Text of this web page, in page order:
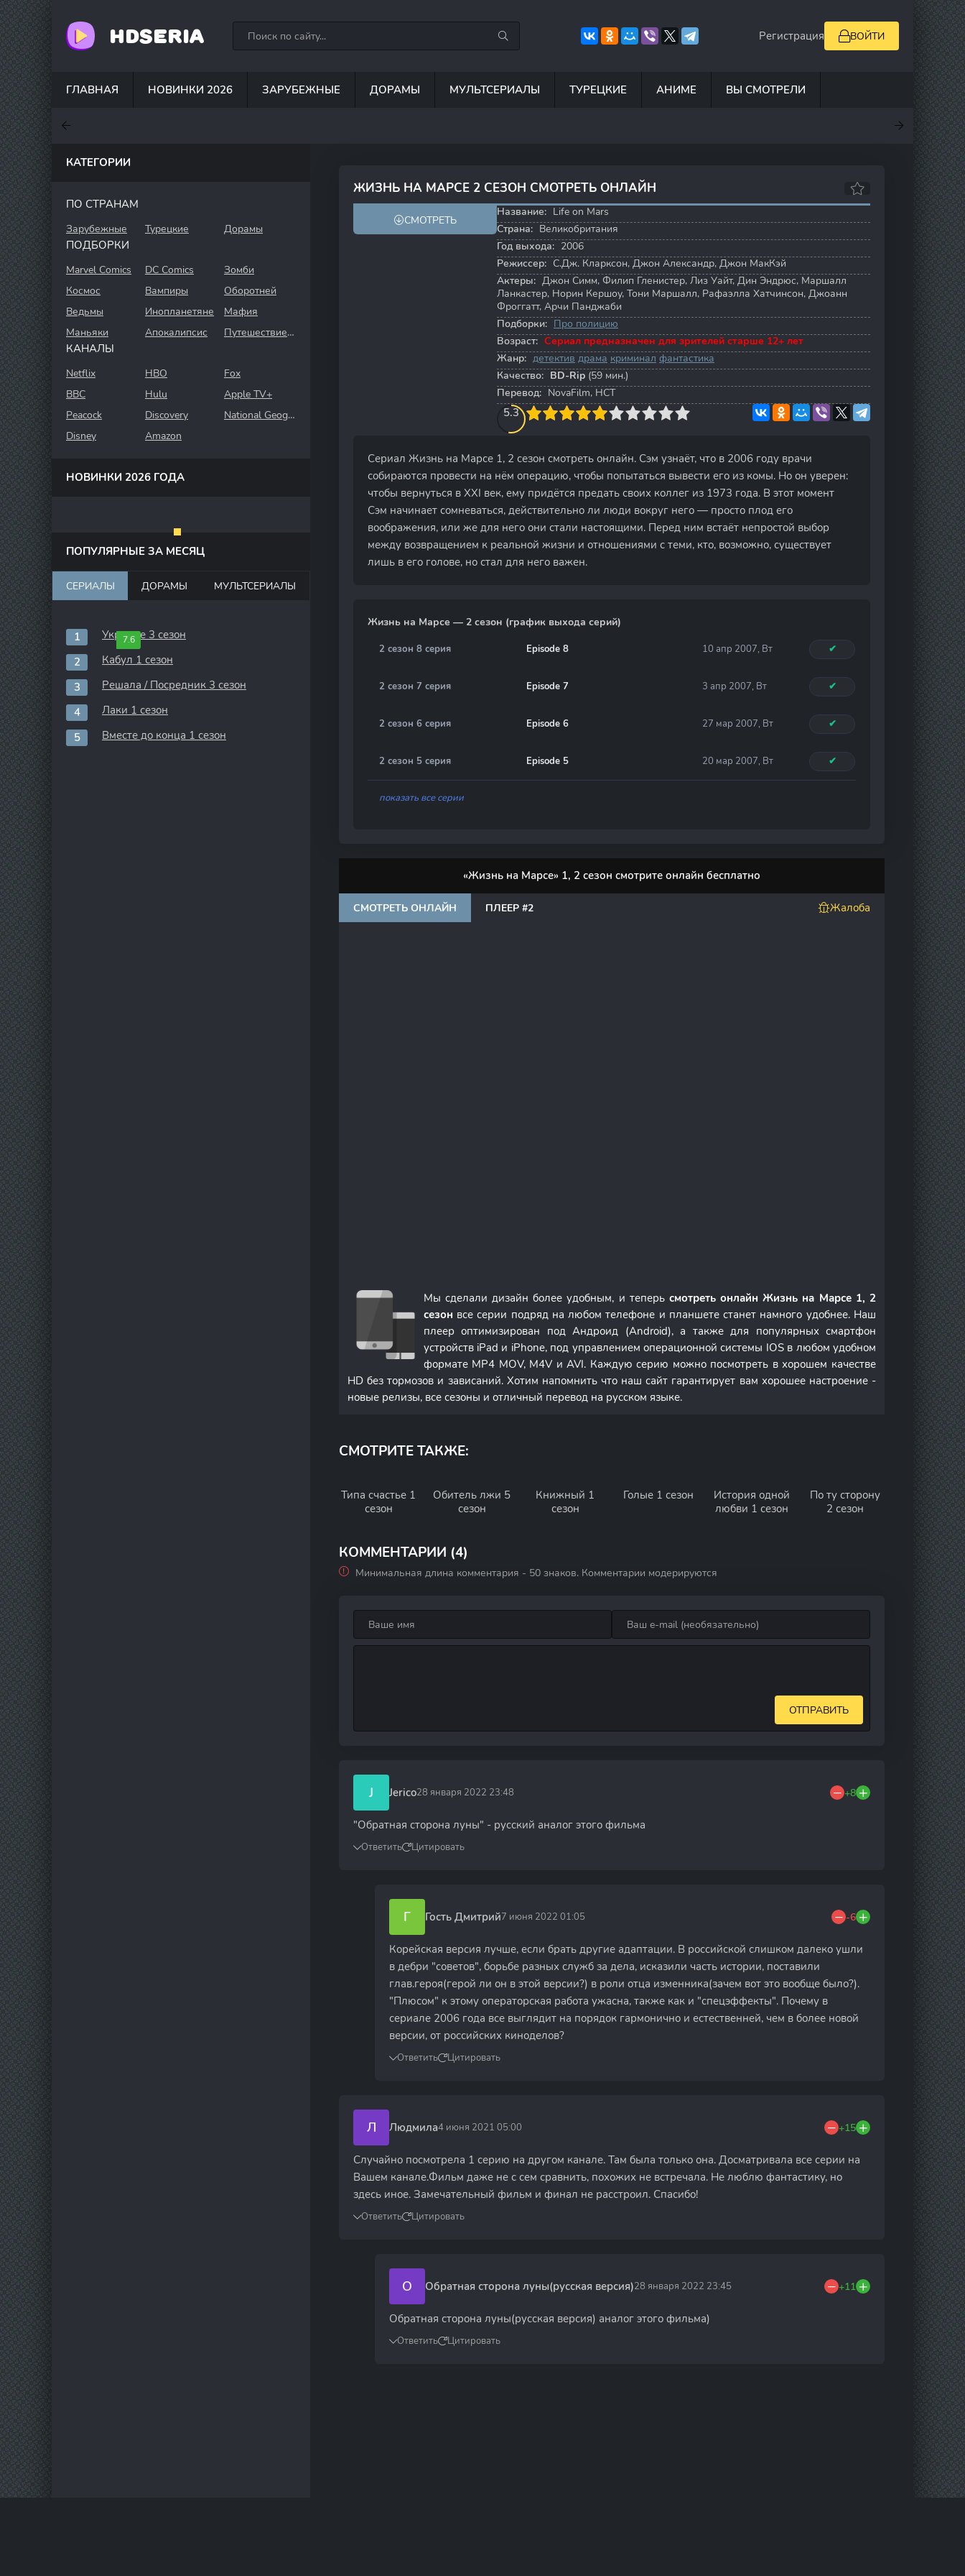
HDSERIA Регистрация ВОЙТИ
ГЛАВНАЯ НОВИНКИ 2026 ЗАРУБЕЖНЫЕ ДОРАМЫ МУЛЬТСЕРИАЛЫ ТУРЕЦКИЕ АНИМЕ ВЫ СМОТРЕЛИ
6.9
ЖИЗНЬ НА МАРСЕ 2 СЕЗОН СМОТРЕТЬ ОНЛАЙН
7.8 8.3
СМОТРЕТЬ
Название: Life on Mars
Страна: Великобритания
Год выхода: 2006
Режиссер: С.Дж. Кларксон, Джон Александр, Джон МакКэй
Актеры: Джон Симм, Филип Гленистер, Лиз Уайт, Дин Эндрюс, Маршалл
Ланкастер, Норин Кершоу, Тони Маршалл, Рафаэлла Хатчинсон, Джоанн
Фроггатт, Арчи Панджаби
Подборки: Про полицию
Возраст: Сериал предназначен для зрителей старше 12+ лет
Жанр: детектив драма криминал фантастика
Качество: BD-Rip (59 мин.)
Перевод: NovaFilm, НСТ
5.3
4 5 6 7 8 9 10
Сериал Жизнь на Марсе 1, 2 сезон смотреть онлайн. Сэм узнаёт, что в 2006 году врачи
собираются провести на нём операцию, чтобы попытаться вывести его из комы. Но он уверен:
чтобы вернуться в XXI век, ему придётся предать своих коллег из 1973 года. В этот момент
Сэм начинает сомневаться, действительно ли люди вокруг него — просто плод его
воображения, или же для него они стали настоящими. Перед ним встаёт непростой выбор
между возвращением к реальной жизни и отношениями с теми, кто, возможно, существует
лишь в его голове, но стал для него важен.
Жизнь на Марсе — 2 сезон (график выхода серий)
2 сезон 8 серия Episode 8 10 апр 2007, Вт ✔
2 сезон 7 серия Episode 7 3 апр 2007, Вт ✔
2 сезон 6 серия Episode 6 27 мар 2007, Вт ✔
2 сезон 5 серия Episode 5 20 мар 2007, Вт ✔
показать все серии
«Жизнь на Марсе» 1, 2 сезон смотрите онлайн бесплатно
СМОТРЕТЬ ОНЛАЙН ПЛЕЕР #2 Жалоба
Мы сделали дизайн более удобным, и теперь смотреть онлайн Жизнь на Марсе 1, 2
сезон все серии подряд на любом телефоне и планшете станет намного удобнее. Наш
плеер оптимизирован под Андроид (Android), а также для популярных смартфон
устройств iPad и iPhone, под управлением операционной системы IOS в любом удобном
формате MP4 MOV, M4V и AVI. Каждую серию можно посмотреть в хорошем качестве
HD без тормозов и зависаний. Хотим напомнить что наш сайт гарантирует вам хорошее настроение -
новые релизы, все сезоны и отличный перевод на русском языке.
СМОТРИТЕ ТАКЖЕ:
Типа счастье 1
сезон
Обитель лжи 5
сезон
Книжный 1
сезон
Голые 1 сезон
История одной
любви 1 сезон
По ту сторону
2 сезон
КОММЕНТАРИИ (4)
Минимальная длина комментария - 50 знаков. Комментарии модерируются
ОТПРАВИТЬ
J Jerico28 января 2022 23:48 +8
"Обратная сторона луны" - русский аналог этого фильма
Ответить Цитировать
Г Гость Дмитрий7 июня 2022 01:05 -6
Корейская версия лучше, если брать другие адаптации. В российской слишком далеко ушли
в дебри "советов", борьбе разных служб за дела, исказили часть истории, поставили
глав.героя(герой ли он в этой версии?) в роли отца изменника(зачем вот это вообще было?).
"Плюсом" к этому операторская работа ужасна, также как и "спецэффекты". Почему в
сериале 2006 года все выглядит на порядок гармонично и естественней, чем в более новой
версии, от российских киноделов?
Ответить Цитировать
Л Людмила4 июня 2021 05:00 +15
Случайно посмотрела 1 серию на другом канале. Там была только она. Досматривала все серии на
Вашем канале.Фильм даже не с сем сравнить, похожих не встречала. Не люблю фантастику, но
здесь иное. Замечательный фильм и финал не расстроил. Спасибо!
Ответить Цитировать
О Обратная сторона луны(русская версия)28 января 2022 23:45 +11
Обратная сторона луны(русская версия) аналог этого фильма)
Ответить Цитировать
КАТЕГОРИИ
ПО СТРАНАМ
Зарубежные Турецкие Дорамы
ПОДБОРКИ
Marvel Comics DC Comics
Зомби
Космос
Вампиры
Оборотней
Ведьмы
Инопланетяне
Мафия
Маньяки
Апокалипсис Путешествие во времени
КАНАЛЫ
Netflix HBO
Fox
BBC
Hulu
Apple TV+
Peacock
Discovery
National Geographic
Disney
Amazon
НОВИНКИ 2026 ГОДА
ПОПУЛЯРНЫЕ ЗА МЕСЯЦ
СЕРИАЛЫ ДОРАМЫ МУЛЬТСЕРИАЛЫ
7.6
Укрытие 3 сезон
Кабул 1 сезон
Решала / Посредник 3 сезон
Лаки 1 сезон
Вместе до конца 1 сезон